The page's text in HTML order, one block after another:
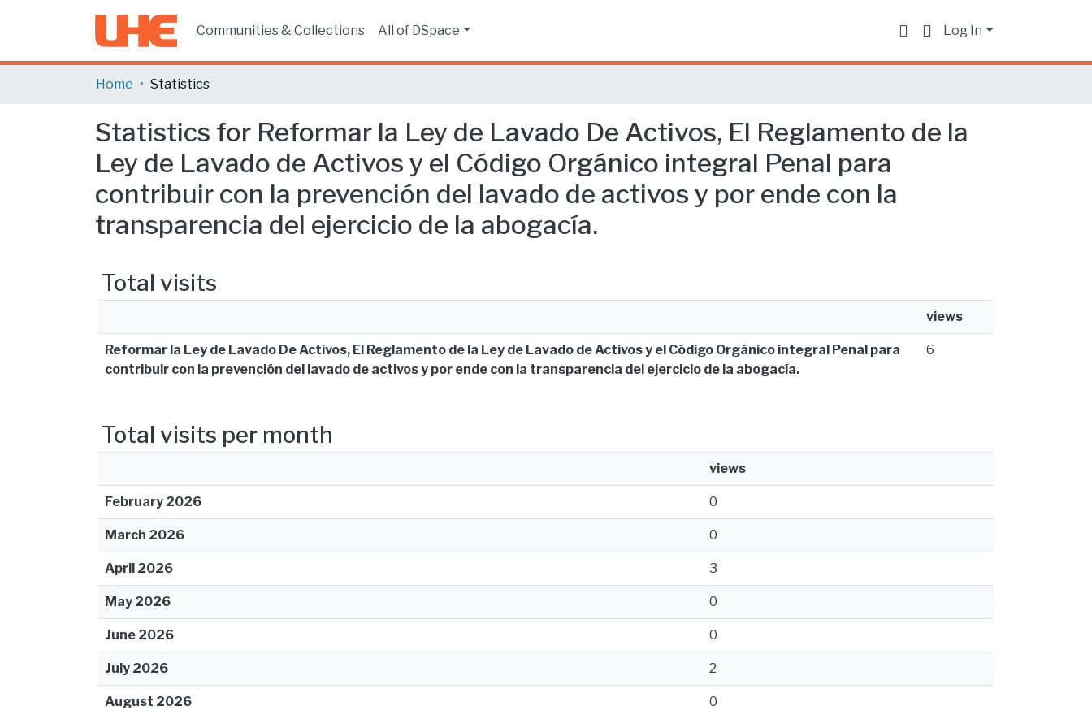
Communities & Collections All of DSpace Log In
Home Statistics
Statistics for Reformar la Ley de Lavado De Activos, El Reglamento de la
Ley de Lavado de Activos y el Código Orgánico integral Penal para
contribuir con la prevención del lavado de activos y por ende con la
transparencia del ejercicio de la abogacía.
Total visits
views
Reformar la Ley de Lavado De Activos, El Reglamento de la Ley de Lavado de Activos y el Código Orgánico integral Penal para
contribuir con la prevención del lavado de activos y por ende con la transparencia del ejercicio de la abogacía.
6
Total visits per month
views
February 2026 0
March 2026 0
April 2026 3
May 2026 0
June 2026 0
July 2026 2
August 2026 0